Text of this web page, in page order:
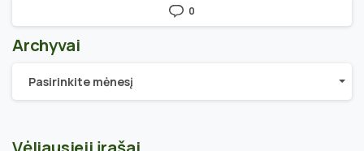
0
Archyvai
Archyvai
Pasirinkite mėnesį